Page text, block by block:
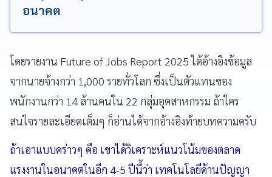
อนาคต
โดยรายงาน Future of Jobs Report 2025 ได้อ้างอิงข้อมูล
จากนายจ้างกว่า 1,000 รายทั่วโลก ซึ่งเป็นตัวแทนของ
พนักงานกว่า 14 ล้านคนใน 22 กลุ่มอุตสาหกรรม ถ้าใคร
สนใจรายละเอียดเต็มๆ ก็อ่านได้จากอ้างอิงท้ายบทความครับ
ถ้าเอาแบบคร่าวๆ คือ เขาได้วิเคราะห์แนวโน้มของตลาด
แรงงานในอนาคตในอีก 4-5 ปีนี้ว่า เทคโนโลยีด้านปัญญา